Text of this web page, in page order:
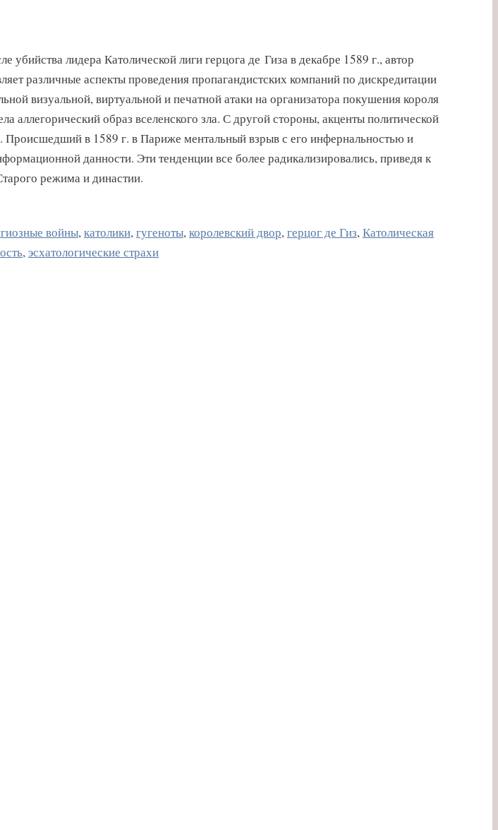
лидера Католической лиги герцога де Гиза в декабре 1589 г., автор
различные аспекты проведения пропагандистских компаний по дискредитации
визуальной, виртуальной и печатной атаки на организатора покушения короля
образ вселенского зла. С другой стороны, акценты политической
в 1589 г. в Париже ментальный взрыв с его инфернальностью и
данности. Эти тенденции все более радикализировались, приведя к
режима и династии.
войны, католики, гугеноты, королевский двор, герцог де Гиз, Католическая
, эсхатологические страхи